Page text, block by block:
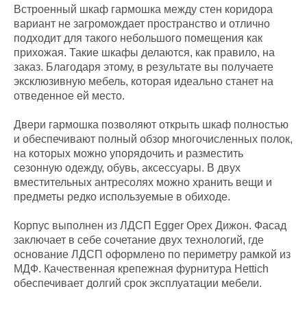
Встроенный шкаф гармошка между стен коридора
вариант не загромождает пространство и отлично
подходит для такого небольшого помещения как
прихожая. Такие шкафы делаются, как правило, на
заказ. Благодаря этому, в результате вы получаете
эксклюзивную мебель, которая идеально станет на
отведенное ей место.
Двери гармошка позволяют открыть шкаф полностью
и обеспечивают полный обзор многочисленных полок,
на которых можно упорядочить и разместить
сезонную одежду, обувь, аксессуары. В двух
вместительных антресолях можно хранить вещи и
предметы редко используемые в обиходе.
Корпус выполнен из ЛДСП Egger Орех Дижон. Фасад
заключает в себе сочетание двух технологий, где
основание ЛДСП оформлено по периметру рамкой из
МДФ. Качественная крепежная фурнитура Hettich
обеспечивает долгий срок эксплуатации мебели.